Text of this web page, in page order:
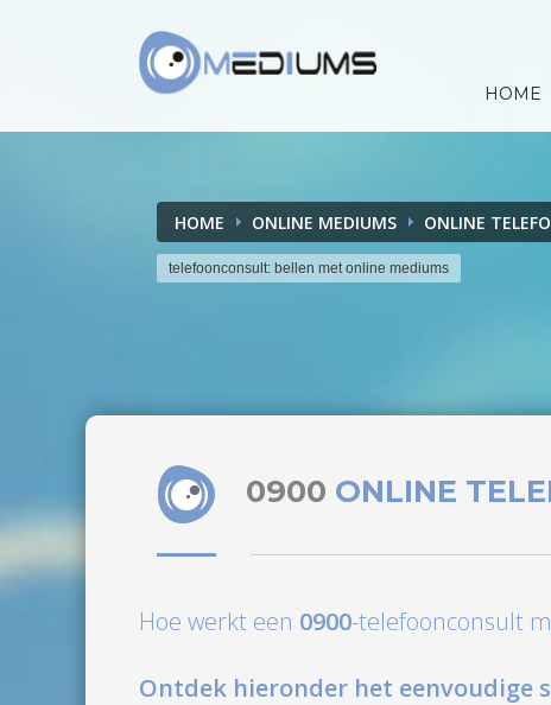
HOME
HOME ONLINE MEDIUMS ONLINE
telefoonconsult: bellen met online mediums
0900 ONLINE
Hoe werkt een 0900-telefoonconsult
Ontdek hieronder het eenvoudige